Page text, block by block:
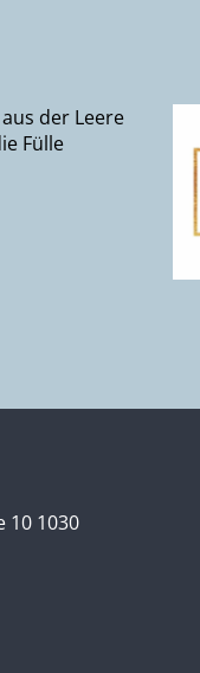
– die
nach
10 1030